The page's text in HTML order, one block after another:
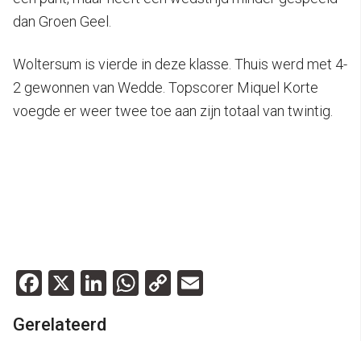
dan Groen Geel.
Woltersum is vierde in deze klasse. Thuis werd met 4-
2 gewonnen van Wedde. Topscorer Miquel Korte
voegde er weer twee toe aan zijn totaal van twintig.
Facebook
X LinkedIn
WhatsApp
Copy
Gerelateerd